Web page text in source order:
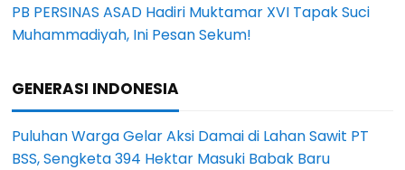
PB PERSINAS ASAD Hadiri Muktamar XVI Tapak Suci
Muhammadiyah, Ini Pesan Sekum!
GENERASI INDONESIA
Puluhan Warga Gelar Aksi Damai di Lahan Sawit PT
BSS, Sengketa 394 Hektar Masuki Babak Baru